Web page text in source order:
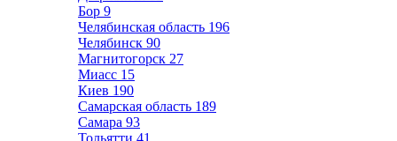
Бор 9
Челябинская область 196
Челябинск 90
Магнитогорск 27
Миасс 15
Киев 190
Самарская область 189
Самара 93
Тольятти 41